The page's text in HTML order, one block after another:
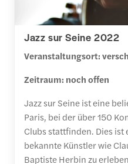
Jazz sur Seine 2022
Veranstaltungsort:
Zeitraum: noch offen
Jazz sur Seine ist eine
Paris, bei der über 150
Clubs stattfinden. Dies
bekannte Künstler wie
Baptiste Herbin zu